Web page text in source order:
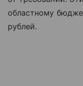
областному
рублей.